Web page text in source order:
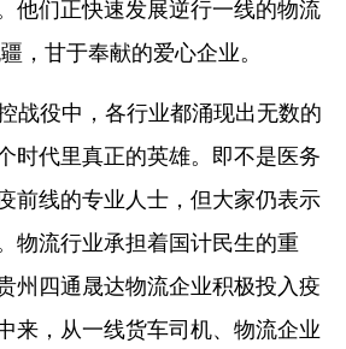
他们正快速发展逆行一线的物流
，甘于奉献的爱心企业。
战役中，各行业都涌现出无数的
时代里真正的英雄。即不是医务
前线的专业人士，但大家仍表示
物流行业承担着国计民生的重
州四通晟达物流企业积极投入疫
来，从一线货车司机、物流企业